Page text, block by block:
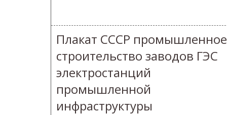
Плакат СССР промышленное
строительство заводов ГЭС
электростанций
промышленной
инфраструктуры